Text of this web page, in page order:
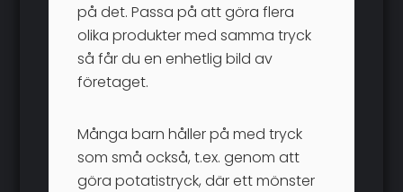
på det. Passa på att göra flera
olika produkter med samma tryck
så får du en enhetlig bild av
företaget.
Många barn håller på med tryck
som små också, t.ex. genom att
göra potatistryck, där ett mönster